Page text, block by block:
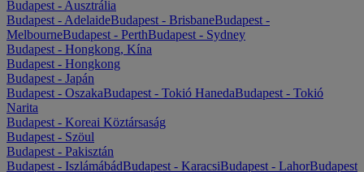
Budapest - Ausztrália
Budapest - AdelaideBudapest - BrisbaneBudapest -
MelbourneBudapest - PerthBudapest - Sydney
Budapest - Hongkong, Kína
Budapest - Hongkong
Budapest - Japán
Budapest - OszakaBudapest - Tokió HanedaBudapest - Tokió
Narita
Budapest - Koreai Köztársaság
Budapest - Szöul
Budapest - Pakisztán
Budapest - IszlámábádBudapest - KaracsiBudapest - LahorBudapest